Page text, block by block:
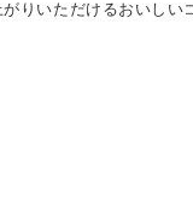
りいただけるおいしい